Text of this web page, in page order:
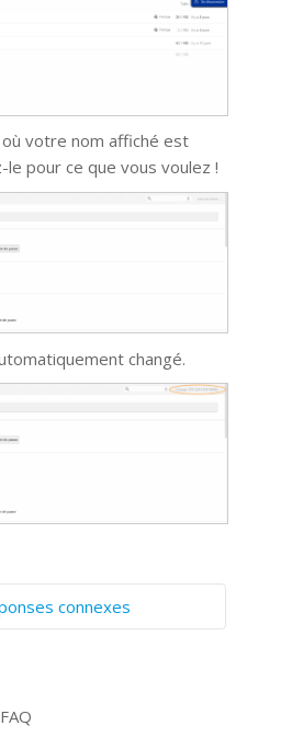
votre nom affiché est
pour ce que vous voulez !
changé.
connexes